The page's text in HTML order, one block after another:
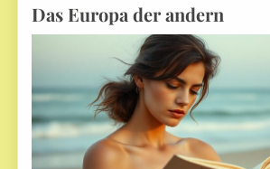
Das Europa der andern